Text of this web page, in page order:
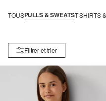
TOUSPULLS & SWEATST-SHIRTS
Filtrer et trier